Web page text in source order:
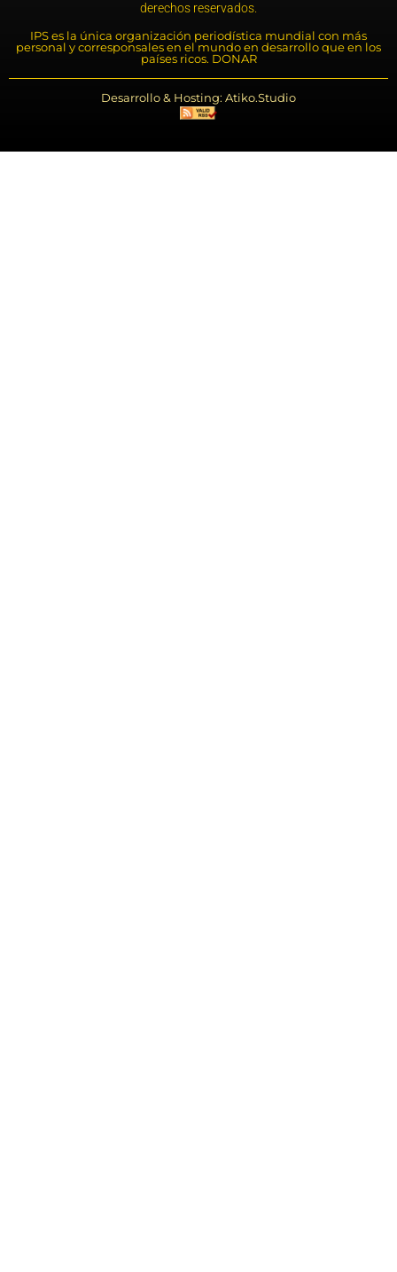
derechos reservados.
IPS es la única organización periodística mundial con más
personal y corresponsales en el mundo en desarrollo que en los
países ricos. DONAR
Desarrollo & Hosting: Atiko.Studio